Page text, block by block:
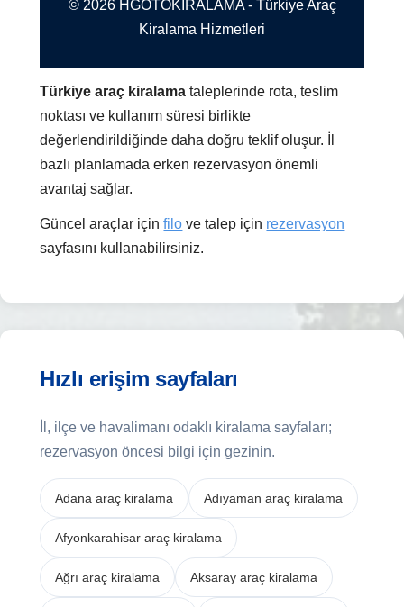
© 2026 HGOTOKIRALAMA - Türkiye Araç
Kiralama Hizmetleri
Türkiye araç kiralama taleplerinde rota, teslim
noktası ve kullanım süresi birlikte
değerlendirildiğinde daha doğru teklif oluşur. İl
bazlı planlamada erken rezervasyon önemli
avantaj sağlar.
Güncel araçlar içinfilo ve talep için rezervasyon
sayfasını kullanabilirsiniz.
Hızlı erişim sayfaları
İl, ilçe ve havalimanı odaklı kiralama sayfaları;
rezervasyon öncesi bilgi için gezinin.
Adana araç kiralama Adıyaman araç kiralama
Afyonkarahisar araç kiralama
Ağrı araç kiralama Aksaray araç kiralama